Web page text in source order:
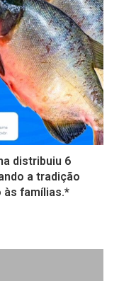
distribuiu 6
a tradição
às famílias.*